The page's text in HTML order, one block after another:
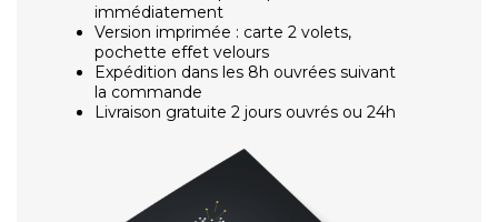
immédiatement
Version imprimée : carte 2 volets,
pochette effet velours
Expédition dans les 8h ouvrées suivant
la commande
Livraison gratuite 2 jours ouvrés ou 24h